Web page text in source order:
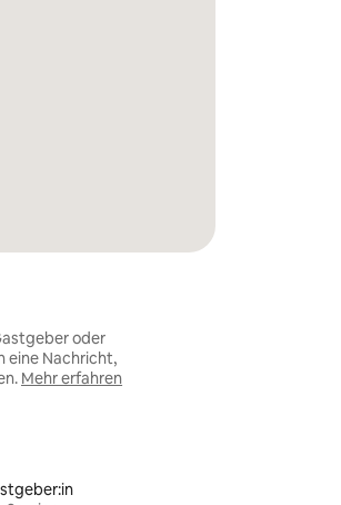
oder
eine Nachricht,
Mehr erfahren